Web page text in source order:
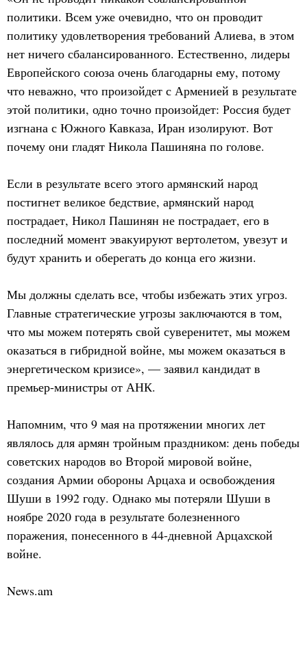
политики. Всем уже очевидно, что он проводит
политику удовлетворения требований Алиева, в этом
нет ничего сбалансированного. Естественно, лидеры
Европейского союза очень благодарны ему, потому
что неважно, что произойдет с Арменией в результате
этой политики, одно точно произойдет: Россия будет
изгнана с Южного Кавказа, Иран изолируют. Вот
почему они гладят Никола Пашиняна по голове.
Если в результате всего этого армянский народ
постигнет великое бедствие, армянский народ
пострадает, Никол Пашинян не пострадает, его в
последний момент эвакуируют вертолетом, увезут и
будут хранить и оберегать до конца его жизни.
Мы должны сделать все, чтобы избежать этих угроз.
Главные стратегические угрозы заключаются в том,
что мы можем потерять свой суверенитет, мы можем
оказаться в гибридной войне, мы можем оказаться в
энергетическом кризисе», — заявил кандидат в
премьер-министры от АНК.
Напомним, что 9 мая на протяжении многих лет
являлось для армян тройным праздником: день победы
советских народов во Второй мировой войне,
создания Армии обороны Арцаха и освобождения
Шуши в 1992 году. Однако мы потеряли Шуши в
ноябре 2020 года в результате болезненного
поражения, понесенного в 44-дневной Арцахской
войне.
News.am